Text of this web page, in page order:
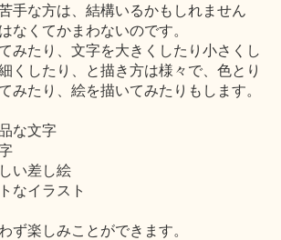
手な方は、結構いるかもしれません
なくてかまわないのです。
みたり、文字を大きくしたり小さくし
くしたり、と描き方は様々で、色とり
みたり、絵を描いてみたりもします。
な文字
い差し絵
なイラスト
ず楽しみことができます。